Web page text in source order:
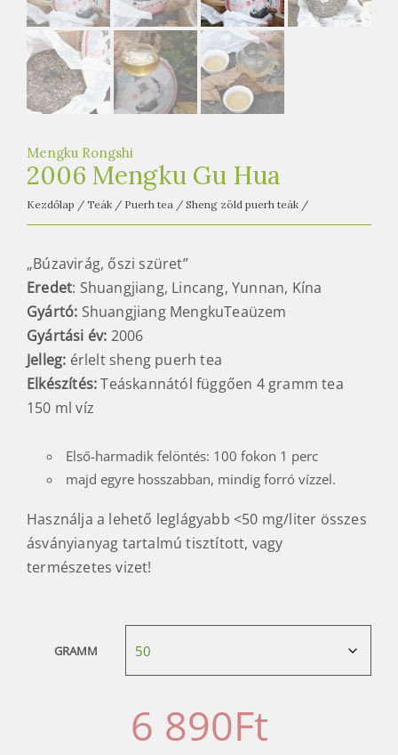
t
e
a
h
z
Mengku Rongshi
2006 Mengku Gu Hua
Kezdőlap / Teák / Puerh tea / Sheng zöld puerh teák /
„Búzavirág, őszi szüret”
Eredet: Shuangjiang, Lincang, Yunnan, Kína
Gyártó: Shuangjiang MengkuTeaüzem
Gyártási év: 2006
Jelleg: érlelt sheng puerh tea
Elkészítés:Teáskannától függően 4 gramm tea
150 ml víz
Első-harmadik felöntés: 100 fokon 1 perc
majd egyre hosszabban, mindig forró vízzel.
Használja a lehető leglágyabb <50 mg/liter összes
ásványianyag tartalmú tisztított, vagy
természetes vizet!
GRAMM
6 890Ft